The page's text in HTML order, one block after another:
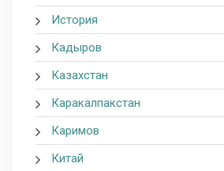
История
Кадыров
Казахстан
Каракалпакстан
Каримов
Китай